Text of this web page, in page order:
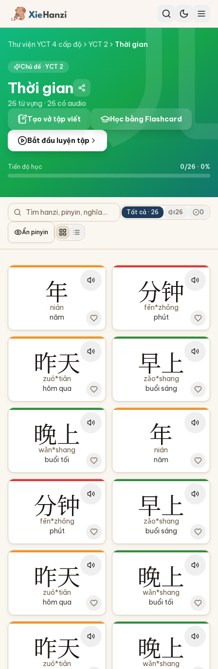
Thư viện YCT 4 cấp độ YCT 2 Thời gian
Chủ đề · YCT 2
Thời gian
26 từ vựng · 26 có audio
Tạo vở tập viết
Học bằng Flashcard
Bắt đầu luyện tập
Tiến độ học 0/26 · 0%
Tất cả · 26 26 0
Ẩn pinyin
年
nián
năm
分钟
fēn*zhōng
phút
昨天
zuó*tiān
hôm qua
早上
zǎo*shang
buổi sáng
晚上
wǎn*shang
buổi tối
年
nián
năm
分钟
fēn*zhōng
phút
早上
zǎo*shang
buổi sáng
昨天
zuó*tiān
hôm qua
晚上
wǎn*shang
buổi tối
昨天
zuó*tiān
晚上
wǎn*shang